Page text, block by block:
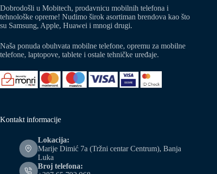
Dobrodošli u Mobitech, prodavnicu mobilnih telefona i
tehnološke opreme! Nudimo širok asortiman brendova kao što
su Samsung, Apple, Huawei i mnogi drugi.
Naša ponuda obuhvata mobilne telefone, opremu za mobilne
telefone, laptopove, tablete i ostale tehničke uređaje.
Kontakt informacije
Lokacija:
Marije Dimić 7a (Tržni centar Centrum), Banja
Luka
Broj telefona: